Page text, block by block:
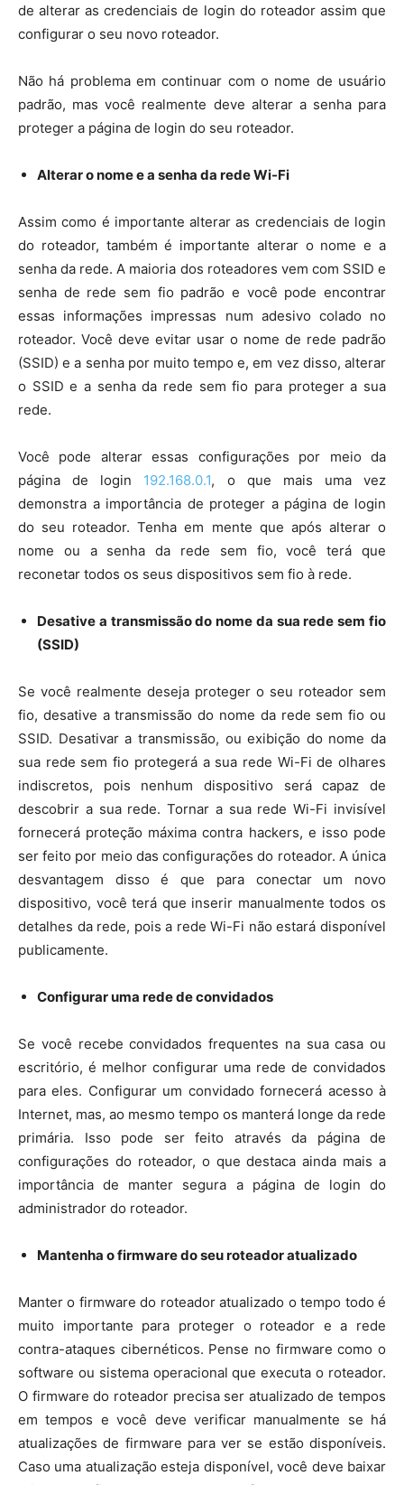
de alterar as credenciais de login do roteador assim que
configurar o seu novo roteador.
Não há problema em continuar com o nome de usuário
padrão, mas você realmente deve alterar a senha para
proteger a página de login do seu roteador.
Alterar o nome e a senha da rede Wi-Fi
Assim como é importante alterar as credenciais de login
do roteador, também é importante alterar o nome e a
senha da rede. A maioria dos roteadores vem com SSID e
senha de rede sem fio padrão e você pode encontrar
essas informações impressas num adesivo colado no
roteador. Você deve evitar usar o nome de rede padrão
(SSID) e a senha por muito tempo e, em vez disso, alterar
o SSID e a senha da rede sem fio para proteger a sua
rede.
Você pode alterar essas configurações por meio da
página de login 192.168.0.1, o que mais uma vez
demonstra a importância de proteger a página de login
do seu roteador. Tenha em mente que após alterar o
nome ou a senha da rede sem fio, você terá que
reconetar todos os seus dispositivos sem fio à rede.
Desative a transmissão do nome da sua rede sem fio
(SSID)
Se você realmente deseja proteger o seu roteador sem
fio, desative a transmissão do nome da rede sem fio ou
SSID. Desativar a transmissão, ou exibição do nome da
sua rede sem fio protegerá a sua rede Wi-Fi de olhares
indiscretos, pois nenhum dispositivo será capaz de
descobrir a sua rede. Tornar a sua rede Wi-Fi invisível
fornecerá proteção máxima contra hackers, e isso pode
ser feito por meio das configurações do roteador. A única
desvantagem disso é que para conectar um novo
dispositivo, você terá que inserir manualmente todos os
detalhes da rede, pois a rede Wi-Fi não estará disponível
publicamente.
Configurar uma rede de convidados
Se você recebe convidados frequentes na sua casa ou
escritório, é melhor configurar uma rede de convidados
para eles. Configurar um convidado fornecerá acesso à
Internet, mas, ao mesmo tempo os manterá longe da rede
primária. Isso pode ser feito através da página de
configurações do roteador, o que destaca ainda mais a
importância de manter segura a página de login do
administrador do roteador.
Mantenha o firmware do seu roteador atualizado
Manter o firmware do roteador atualizado o tempo todo é
muito importante para proteger o roteador e a rede
contra-ataques cibernéticos. Pense no firmware como o
software ou sistema operacional que executa o roteador.
O firmware do roteador precisa ser atualizado de tempos
em tempos e você deve verificar manualmente se há
atualizações de firmware para ver se estão disponíveis.
Caso uma atualização esteja disponível, você deve baixar